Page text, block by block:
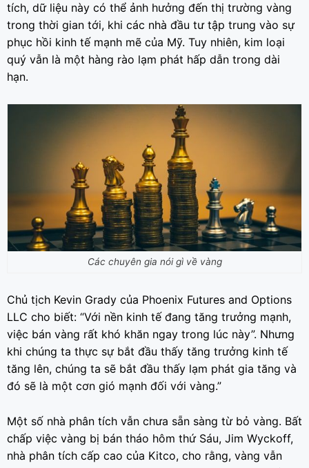
tích, dữ liệu này có thể ảnh hưởng đến thị trường vàng
trong thời gian tới, khi các nhà đầu tư tập trung vào sự
phục hồi kinh tế mạnh mẽ của Mỹ. Tuy nhiên, kim loại
quý vẫn là một hàng rào lạm phát hấp dẫn trong dài
hạn.
Các chuyên gia nói gì về vàng
Chủ tịch Kevin Grady của Phoenix Futures and Options
LLC cho biết: “Với nền kinh tế đang tăng trưởng mạnh,
việc bán vàng rất khó khăn ngay trong lúc này”. Nhưng
khi chúng ta thực sự bắt đầu thấy tăng trưởng kinh tế
tăng lên, chúng ta sẽ bắt đầu thấy lạm phát gia tăng và
đó sẽ là một cơn gió mạnh đối với vàng.”
Một số nhà phân tích vẫn chưa sẵn sàng từ bỏ vàng. Bất
chấp việc vàng bị bán tháo hôm thứ Sáu, Jim Wyckoff,
nhà phân tích cấp cao của Kitco, cho rằng, vàng vẫn